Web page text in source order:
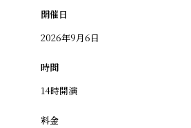
開催日
2026年9月6日
時間
14時開演
料金